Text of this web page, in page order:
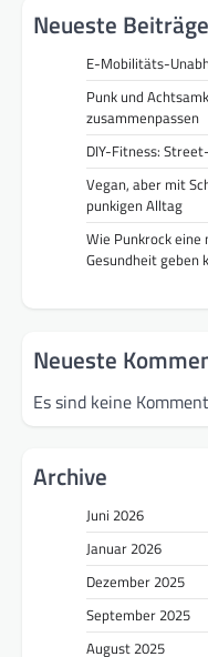
Neueste Beiträge
E-Mobilitäts-
Punk und
zusammenpassen
DIY-Fitness:
Vegan, aber mit
punkigen Alltag
Wie Punkrock
Gesundheit geben
Neueste
Es sind keine
Archive
Juni 2026
Januar 2026
Dezember 2025
September 2025
August 2025